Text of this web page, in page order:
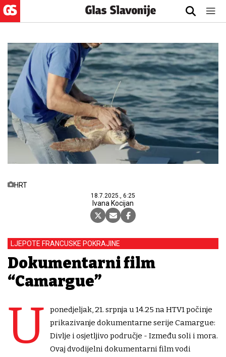
HRT
18.7.2025., 6:25
Ivana Kocijan
LJEPOTE FRANCUSKE POKRAJINE
Dokumentarni film
“Camargue”
U
ponedjeljak, 21. srpnja u 14.25 na HTV1 počinje
prikazivanje dokumentarne serije Camargue:
Divlje i osjetljivo područje - Između soli i mora.
Ovaj dvodijelni dokumentarni film vodi